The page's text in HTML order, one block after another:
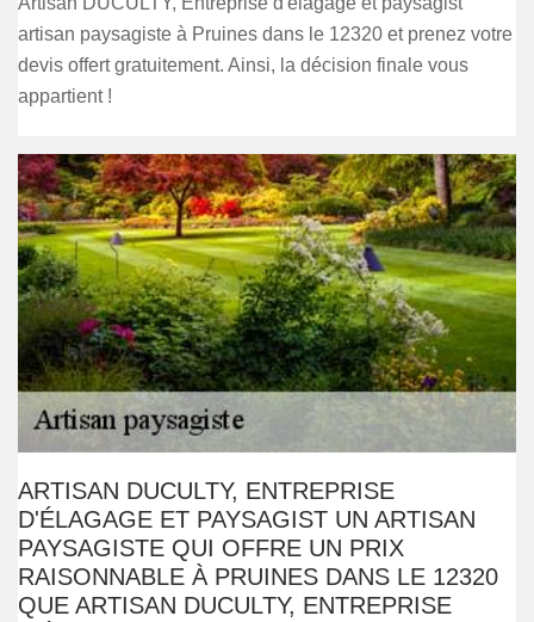
artisan paysagiste à Pruines dans le 12320 et prenez votre
devis offert gratuitement. Ainsi, la décision finale vous
appartient !
ARTISAN DUCULTY, ENTREPRISE
D'ÉLAGAGE ET PAYSAGIST UN ARTISAN
PAYSAGISTE QUI OFFRE UN PRIX
RAISONNABLE À PRUINES DANS LE 12320
QUE ARTISAN DUCULTY, ENTREPRISE